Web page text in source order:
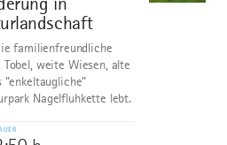
familienfreundliche
weite Wiesen, alte
"enkeltaugliche"
Nagelfluhkette lebt.